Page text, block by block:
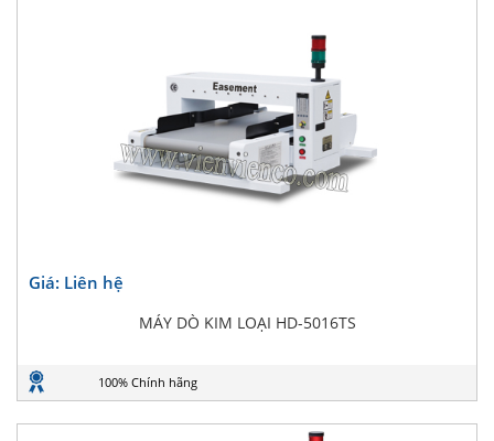
Giá: Liên hệ
MÁY DÒ KIM LOẠI HD-5016TS
100% Chính hãng